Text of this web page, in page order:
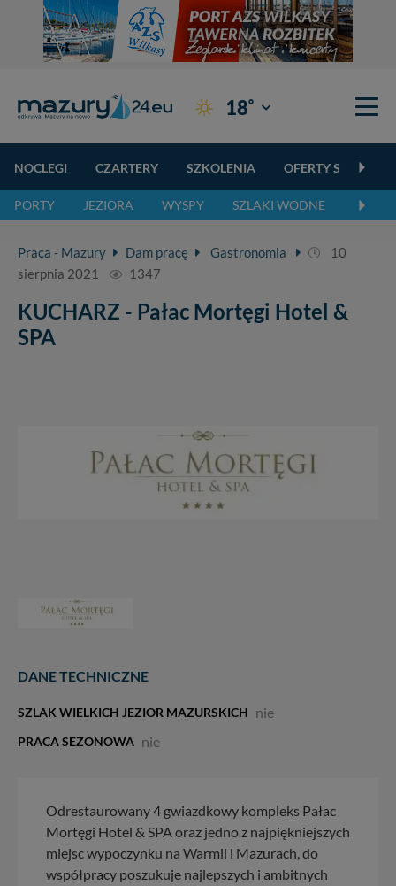
18° Giżycko
NOCLEGI CZARTERY SZKOLENIA OFERTY
PORTY JEZIORA WYSPY SZLAKI WODNE
Praca - Mazury Dam pracę Gastronomia
10
sierpnia 2021
1347
KUCHARZ - Pałac Mortęgi Hotel &
SPA
DANE TECHNICZNE
SZLAK WIELKICH JEZIOR MAZURSKICH nie
PRACA SEZONOWA nie
Odrestaurowany 4 gwiazdkowy kompleks Pałac
Mortęgi Hotel & SPA oraz jedno z najpiękniejszych
miejsc wypoczynku na Warmii i Mazurach, do
współpracy poszukuje najlepszych i ambitnych